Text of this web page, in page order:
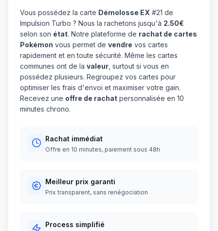
Vous possédez la carte Démolosse EX #21 de
Impulsion Turbo ? Nous la rachetons jusqu'à 2.50€
selon son état. Notre plateforme de rachat de cartes
Pokémon vous permet de vendre vos cartes
rapidement et en toute sécurité. Même les cartes
communes ont de la valeur , surtout si vous en
possédez plusieurs. Regroupez vos cartes pour
optimiser les frais d'envoi et maximiser votre gain.
Recevez une offre de rachat personnalisée en 10
minutes chrono.
Rachat immédiat
Offre en 10 minutes, paiement sous 48h
Meilleur prix garanti
Prix transparent, sans renégociation
Process simplifié